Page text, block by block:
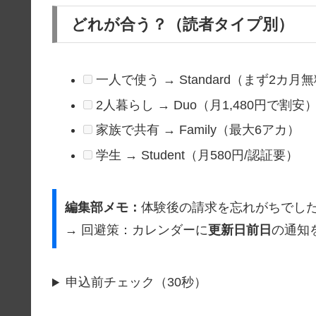
どれが合う？（読者タイプ別）
一人で使う → Standard（まず2カ月無
2人暮らし → Duo（月1,480円で割安）
家族で共有 → Family（最大6アカ）
学生 → Student（月580円/認証要）
編集部メモ： 体験後の請求を忘れがちでした
→ 回避策：カレンダーに更新日前日 の通知
申込前チェック（30秒）